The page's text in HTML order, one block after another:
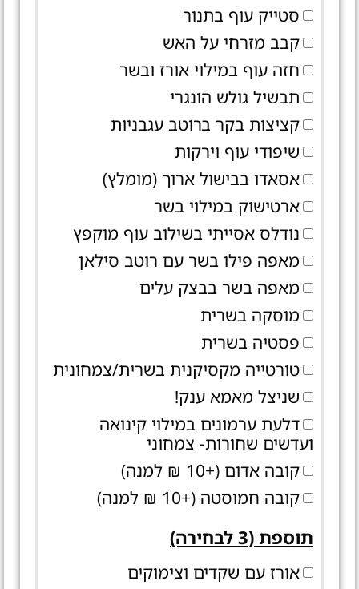
סטייק עוף בתנור
קבב מזרחי על האש
חזה עוף במילוי אורז ובשר
תבשיל גולש הונגרי
קציצות בקר ברוטב עגבניות
שיפודי עוף וירקות
אסאדו בבישול ארוך (מומלץ)
ארטישוק במילוי בשר
נודלס אסייתי בשילוב עוף מוקפץ
מאפה פילו בשר עם רוטב סילאן
מאפה בשר בבצק עלים
מוסקה בשרית
פסטיה בשרית
טורטייה מקסיקנית בשרית/צמחונית
שניצל מאמא ענק!
דלעת ערמונים במילוי קינואה
ועדשים שחורות- צמחוני
קובה אדום (+10 ₪ למנה)
קובה חמוסטה (+10 ₪ למנה)
תוספת (3 לבחירה)
אורז עם שקדים וצימוקים